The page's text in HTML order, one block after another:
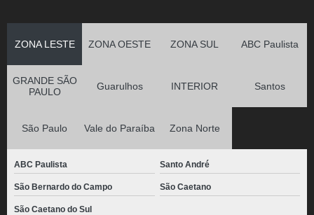
ZONA LESTE ZONA OESTE ZONA SUL ABC Paulista
GRANDE SÃO
PAULO
Guarulhos INTERIOR Santos
São Paulo Vale do Paraíba Zona Norte
ABC Paulista Santo André
São Bernardo do Campo São Caetano
São Caetano do Sul